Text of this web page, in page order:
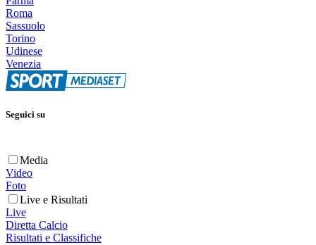
Roma
Sassuolo
Torino
Udinese
Venezia
Seguici su
Media
Video
Foto
Live e Risultati
Live
Diretta Calcio
Risultati e Classifiche